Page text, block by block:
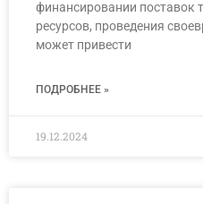
финансировании поставок
ресурсов, проведения
может привести
ПОДРОБНЕЕ »
19.12.2024